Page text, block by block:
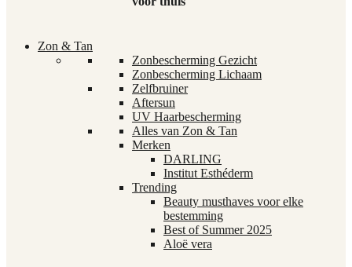
Zon & Tan
Zonbescherming Gezicht
Zonbescherming Lichaam
Zelfbruiner
Aftersun
UV Haarbescherming
Alles van Zon & Tan
Merken
DARLING
Institut Esthéderm
Trending
Beauty musthaves voor elke
bestemming
Best of Summer 2025
Aloë vera